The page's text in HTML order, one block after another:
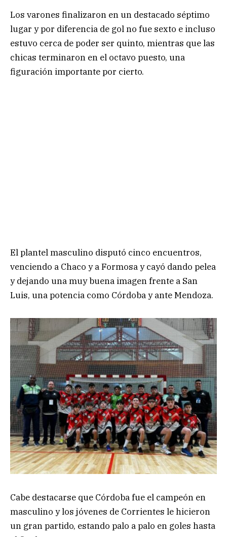
Los varones finalizaron en un destacado séptimo
lugar y por diferencia de gol no fue sexto e incluso
estuvo cerca de poder ser quinto, mientras que las
chicas terminaron en el octavo puesto, una
figuración importante por cierto.
El plantel masculino disputó cinco encuentros,
venciendo a Chaco y a Formosa y cayó dando pelea
y dejando una muy buena imagen frente a San
Luis, una potencia como Córdoba y ante Mendoza.
Cabe destacarse que Córdoba fue el campeón en
masculino y los jóvenes de Corrientes le hicieron
un gran partido, estando palo a palo en goles hasta